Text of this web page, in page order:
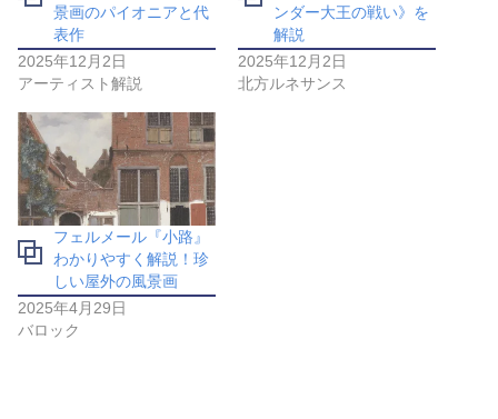
景画のパイオニアと代
表作
2025年12月2日
アーティスト解説
ンダー大王の戦い》を
解説
2025年12月2日
北方ルネサンス
フェルメール『小路』
わかりやすく解説！珍
しい屋外の風景画
2025年4月29日
バロック